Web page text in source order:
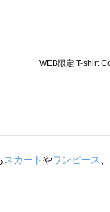
スカートやワンピース、